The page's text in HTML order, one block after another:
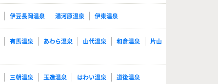
伊豆長岡温泉 湯河原温泉 伊東温泉
有馬温泉 あわら温泉 山代温泉 和倉温泉
片山
三朝温泉 玉造温泉 はわい温泉 道後温泉